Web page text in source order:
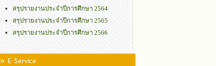
สรุปรายงานประจำปีการศึกษา 2564
สรุปรายงานประจำปีการศึกษา 2565
สรุปรายงานประจำปีการศึกษา 2566
» E Service